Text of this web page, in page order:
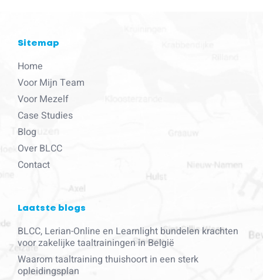
Sitemap
Home
Voor Mijn Team
Voor Mezelf
Case Studies
Blog
Over BLCC
Contact
Laatste blogs
BLCC, Lerian-Online en Learnlight bundelen krachten
voor zakelijke taaltrainingen in België
Waarom taaltraining thuishoort in een sterk
opleidingsplan